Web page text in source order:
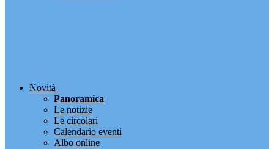
Novità
Panoramica
Le notizie
Le circolari
Calendario eventi
Albo online